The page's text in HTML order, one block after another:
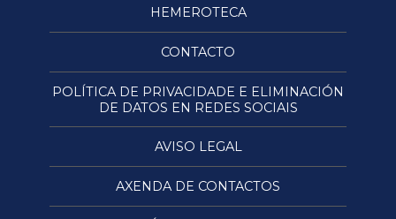
HEMEROTECA
CONTACTO
POLÍTICA DE PRIVACIDADE E ELIMINACIÓN
DE DATOS EN REDES SOCIAIS
AVISO LEGAL
AXENDA DE CONTACTOS